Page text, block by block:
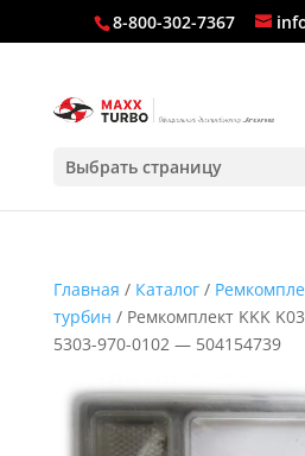
8-800-302-7367
Выбрать страницу
Главная / Каталог/
турбин / Ремкомплект KKK
5303-970-0102 — 504154739